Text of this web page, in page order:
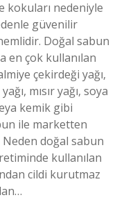
kokuları nedeniyle
güvenilir
Doğal sabun
en çok kullanılan
çekirdeği yağı,
mısır yağı, soya
kemik gibi
ile marketten
Neden doğal sabun
kullanılan
cildi kurutmaz